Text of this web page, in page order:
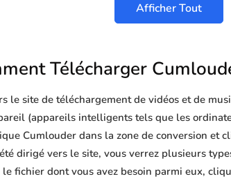
Afficher Tout
Télécharger
le site de téléchargement de vidéos et de
(appareils intelligents tels que les
Cumlouder dans la zone de conversion et
dirigé vers le site, vous verrez plusieurs
fichier dont vous avez besoin parmi eux,